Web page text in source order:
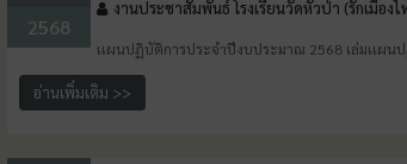
2568
งานประชาสัมพันธ์ โรงเรียนวัดหัวป่า (รักเมือง
เเผนปฏิบัติการประจำปีงบประมาณ 2568 เล่มเเผน
อ่านเพิ่มเติม >>